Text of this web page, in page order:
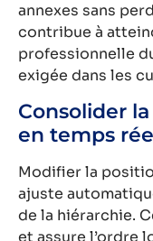
annexes sans
contribue à
professionnelle
exigée dans les
Consolider
en temps
Modifier la
ajuste
de la hiérarchie.
et assure l’ordre